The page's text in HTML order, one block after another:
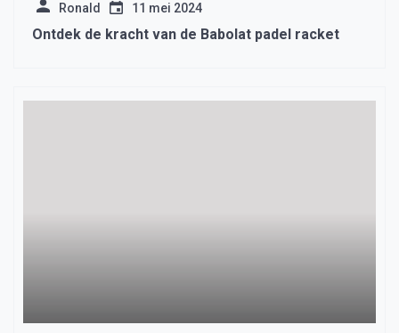
Ronald 11 mei 2024
Ontdek de kracht van de Babolat padel racket